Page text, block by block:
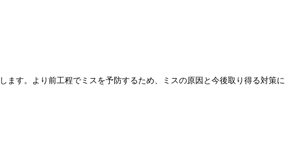
す。より前工程でミスを予防するため、ミスの原因と今後取り得る対策に